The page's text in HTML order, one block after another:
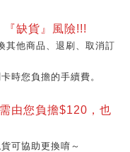
缺貨』風險!!!
其他商品、退刷、取消訂
時您負擔的手續費。
由您負擔$120，也
可協助更換唷～